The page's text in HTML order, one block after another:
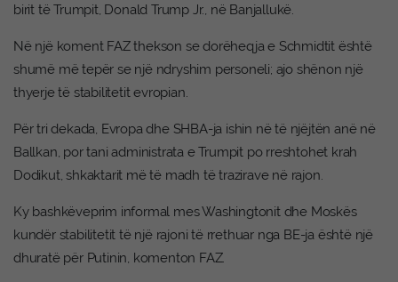
birit të Trumpit, Donald Trump Jr., në Banjallukë.
Në një koment FAZ thekson se dorëheqja e Schmidtit është
shumë më tepër se një ndryshim personeli; ajo shënon një
thyerje të stabilitetit evropian.
Për tri dekada, Evropa dhe SHBA-ja ishin në të njëjtën anë në
Ballkan, por tani administrata e Trumpit po rreshtohet krah
Dodikut, shkaktarit më të madh të trazirave në rajon.
Ky bashkëveprim informal mes Washingtonit dhe Moskës
kundër stabilitetit të një rajoni të rrethuar nga BE-ja është një
dhuratë për Putinin, komenton FAZ.